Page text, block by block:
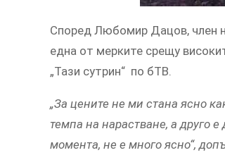
Според Любомир Дацов, член
една от мерките срещу
„Тази сутрин“ по бТВ.
„За цените не ми стана ясно
темпа на нарастване, а друго
момента, не е много ясно“,